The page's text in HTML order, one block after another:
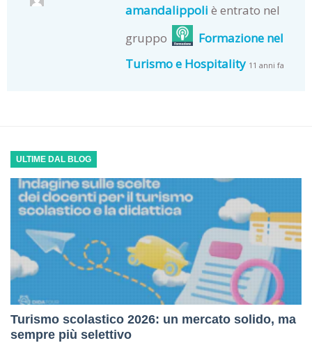
amandalippoli è entrato nel
gruppo
Formazione nel
Turismo e Hospitality 11 anni fa
ULTIME DAL BLOG
Turismo scolastico 2026: un mercato solido, ma
sempre più selettivo